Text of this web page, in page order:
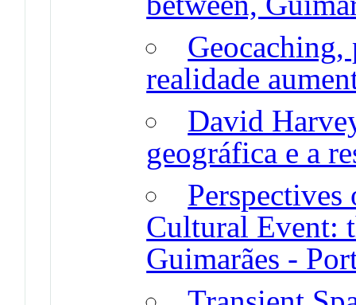
Geocaching,
realidade
David
geográfica e a
Cultural Event:
Guimarães -